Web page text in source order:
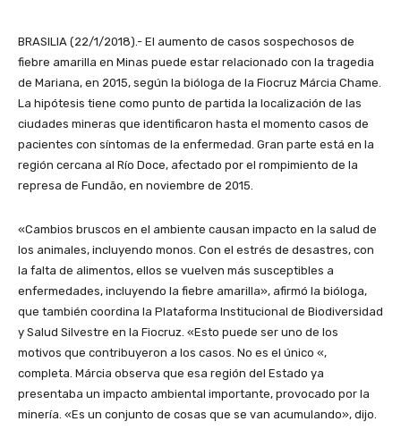
BRASILIA (22/1/2018).- El aumento de casos sospechosos de
fiebre amarilla en Minas puede estar relacionado con la tragedia
de Mariana, en 2015, según la bióloga de la Fiocruz Márcia Chame.
La hipótesis tiene como punto de partida la localización de las
ciudades mineras que identificaron hasta el momento casos de
pacientes con síntomas de la enfermedad. Gran parte está en la
región cercana al Río Doce, afectado por el rompimiento de la
represa de Fundão, en noviembre de 2015.
«Cambios bruscos en el ambiente causan impacto en la salud de
los animales, incluyendo monos. Con el estrés de desastres, con
la falta de alimentos, ellos se vuelven más susceptibles a
enfermedades, incluyendo la fiebre amarilla», afirmó la bióloga,
que también coordina la Plataforma Institucional de Biodiversidad
y Salud Silvestre en la Fiocruz. «Esto puede ser uno de los
motivos que contribuyeron a los casos. No es el único «,
completa. Márcia observa que esa región del Estado ya
presentaba un impacto ambiental importante, provocado por la
minería. «Es un conjunto de cosas que se van acumulando», dijo.